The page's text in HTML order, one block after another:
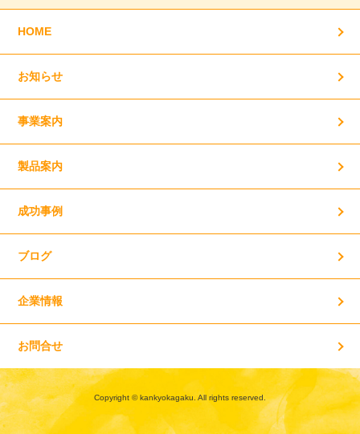
HOME
お知らせ
事業案内
製品案内
成功事例
ブログ
企業情報
お問合せ
Copyright © kankyokagaku. All rights reserved.